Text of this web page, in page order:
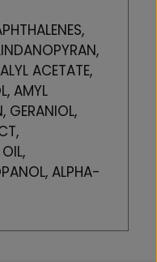
ACETATE,
AMYL
GERANIOL,
ALPHA-